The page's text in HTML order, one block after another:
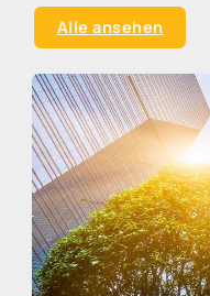
Alle ansehen